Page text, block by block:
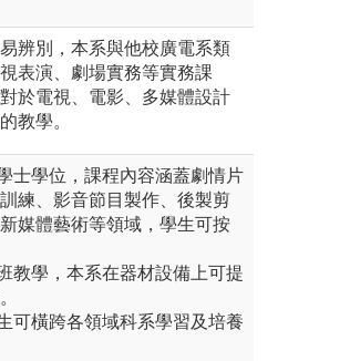
辨別，本系與他校廣電系類
表演、劇場實務等實務課
於電視、電影、多媒體設計
教學。
士學位，課程內容涵蓋劇情片
練、影音節目製作、後製剪
媒體藝術等領域，學生可按
教學，本系在器材設備上可提
可橫跨各領域科系學習及培養